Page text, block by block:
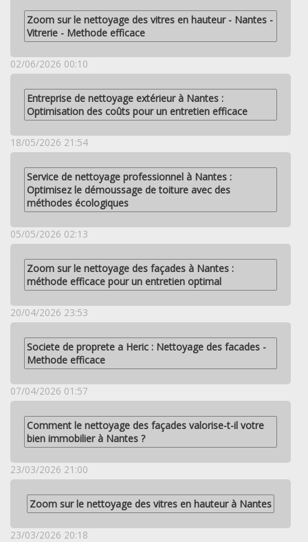
Zoom sur le nettoyage des vitres en hauteur - Nantes -
Vitrerie - Methode efficace
02/06/2026 00:10
Entreprise de nettoyage extérieur à Nantes :
Optimisation des coûts pour un entretien efficace
18/05/2026 21:54
Service de nettoyage professionnel à Nantes :
Optimisez le démoussage de toiture avec des
méthodes écologiques
05/05/2026 02:13
Zoom sur le nettoyage des façades à Nantes :
méthode efficace pour un entretien optimal
20/04/2026 23:53
Societe de proprete a Heric : Nettoyage des facades -
Methode efficace
07/04/2026 01:57
Comment le nettoyage des façades valorise-t-il votre
bien immobilier à Nantes ?
23/03/2026 21:00
Zoom sur le nettoyage des vitres en hauteur à Nantes
23/03/2026 20:18